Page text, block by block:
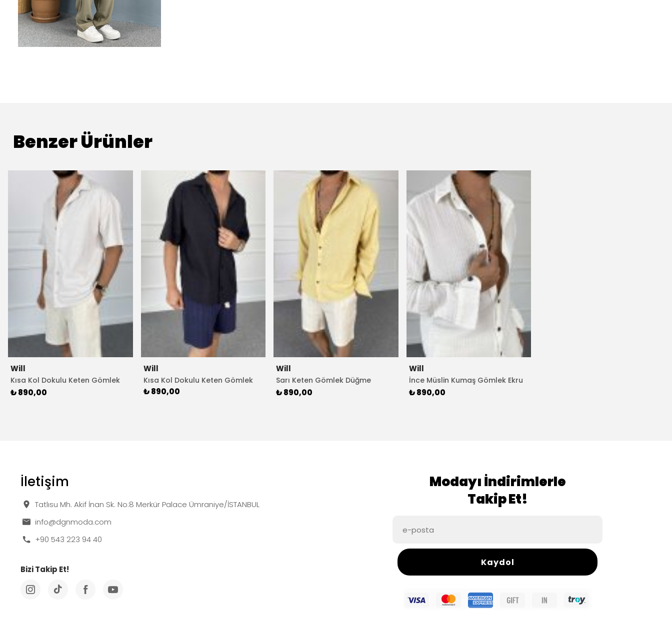
Benzer Ürünler
Will
Kısa Kol Dokulu Keten Gömlek
Ekru Renk
₺ 890,00
Will
Kısa Kol Dokulu Keten Gömlek
₺ 890,00
Will
Sarı Keten Gömlek Düğme
Detaylı
₺ 890,00
Will
İnce Müslin Kumaş Gömlek Ekru
Renk
₺ 890,00
İletişim
Tatlısu Mh. Akif İnan Sk. No:8 Merkür Palace Ümraniye/İSTANBUL
info@dgnmoda.com
+90 543 223 94 40
Bizi Takip Et!
Modayı İndirimlerle
Takip Et!
Kaydol